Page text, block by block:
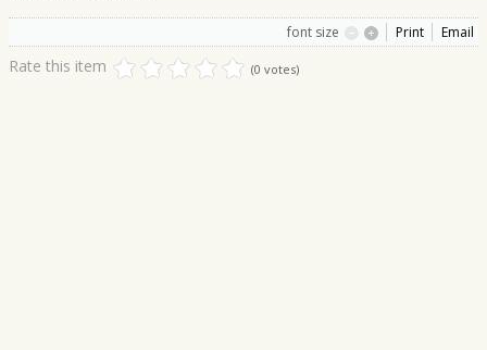
font size Print Email
Rate this item (0 votes)